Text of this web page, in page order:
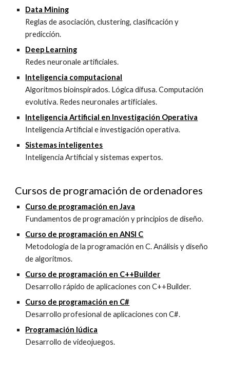
Data Mining
Reglas de asociación, clustering, clasificación y
predicción.
Deep Learning
Redes neuronale artificiales.
Inteligencia computacional
Algoritmos bioinspirados. Lógica difusa. Computación
evolutiva. Redes neuronales artificiales.
Inteligencia Artificial en Investigación Operativa
Inteligencia Artificial e investigación operativa.
Sistemas inteligentes
Inteligencia Artificial y sistemas expertos.
Cursos de programación de ordenadores
Curso de programación en Java
Fundamentos de programación y principios de diseño.
Curso de programación en ANSI C
Metodología de la programación en C. Análisis y diseño
de algoritmos.
Curso de programación en C++Builder
Desarrollo rápido de aplicaciones con C++Builder.
Curso de programación en C#
Desarrollo profesional de aplicaciones con C#.
Programación lúdica
Desarrollo devideojuegos.